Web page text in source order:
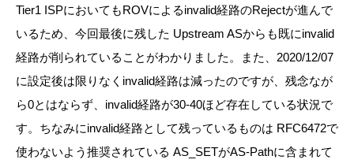
Tier1 ISPにおいてもROVによるinvalid経路のRejectが進んで
いるため、今回最後に残した Upstream ASからも既にinvalid
経路が削られていることがわかりました。また、2020/12/07
に設定後は限りなくinvalid経路は減ったのですが、残念なが
ら0とはならず、invalid経路が30-40ほど存在している状況で
す。ちなみにinvalid経路として残っているものは RFC6472で
使わないよう推奨されている AS_SETがAS-Pathに含まれて